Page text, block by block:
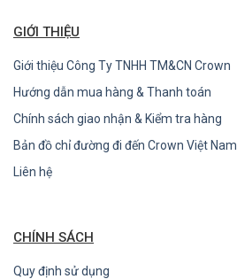
GIỚI THIỆU
Giới thiệu Công Ty TNHH TM&CN Crown
Hướng dẫn mua hàng & Thanh toán
Chính sách giao nhận & Kiểm tra hàng
Bản đồ chỉ đường đi đến Crown Việt Nam
Liên hệ
CHÍNH SÁCH
Quy định sử dụng